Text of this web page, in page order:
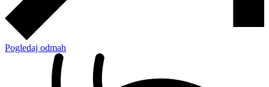
Pogledaj odmah